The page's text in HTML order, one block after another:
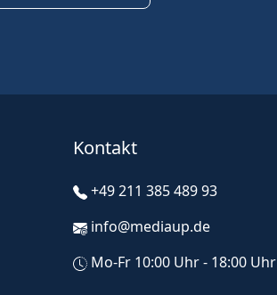
Kontakt
+49 211 385 489 93
info@mediaup.de
Mo-Fr 10:00 Uhr - 18:00 Uhr